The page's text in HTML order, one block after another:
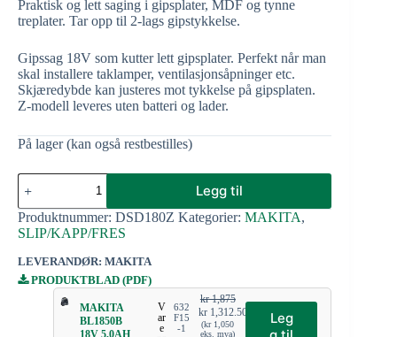
Praktisk og lett saging i gipsplater, MDF og tynne
treplater. Tar opp til 2-lags gipstykkelse.
Gipssag 18V som kutter lett gipsplater. Perfekt når man
skal installere taklamper, ventilasjonsåpninger etc.
Skjæredybde kan justeres mot tykkelse på gipsplaten.
Z-modell leveres uten batteri og lader.
På lager (kan også restbestilles)
Legg til
Produktnummer: DSD180Z Kategorier: MAKITA,
SLIP/KAPP/FRES
LEVERANDØR: MAKITA
PRODUKTBLAD (PDF)
MAKITA
BL1850B
18V 5,0AH
V
ar
e
632
F15
-1
kr1,875
kr 1,312.50
(kr1,050
eks. mva)
Leg